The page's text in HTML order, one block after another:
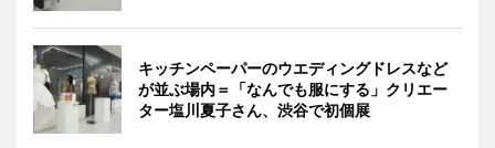
キッチンペーパーのウエディングドレスなど
が並ぶ場内＝「なんでも服にする」クリエー
ター塩川夏子さん、渋谷で初個展